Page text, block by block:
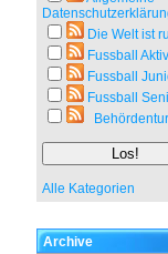
Die Welt ist
Fussball
Fussball
Fussball
Alle Kategorien
Archive